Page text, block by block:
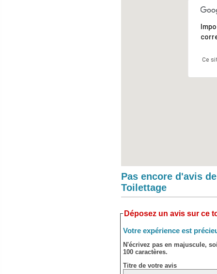
Ce
Pas encore d'avis
Toilettage
Déposez un avis sur ce
Votre expérience est
N'écrivez pas en majuscule,
100 caractères.
Titre de votre avis